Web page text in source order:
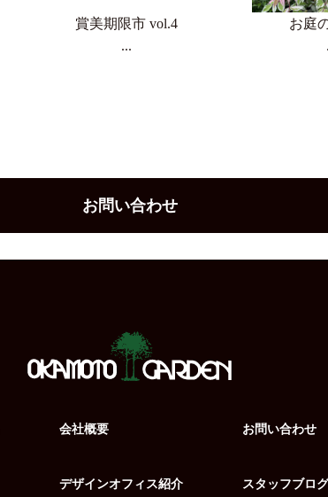
賞美期限市 vol.4
...
お庭
お問い合わせ
会社概要
デザインオフィス紹介
お問い合わせ
スタッフブログ